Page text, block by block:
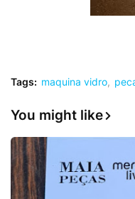
Tags: maquina vidro
You might like